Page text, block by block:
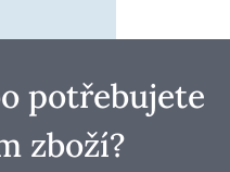
potřebujete
zboží?